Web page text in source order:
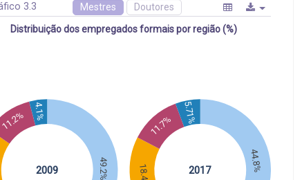
3.3 Mestres Doutores
Distribuição dos empregados formais por região (%)
49.2%
11.2% 4.1%
44.8%
11.7%
5.71%
2009 2017